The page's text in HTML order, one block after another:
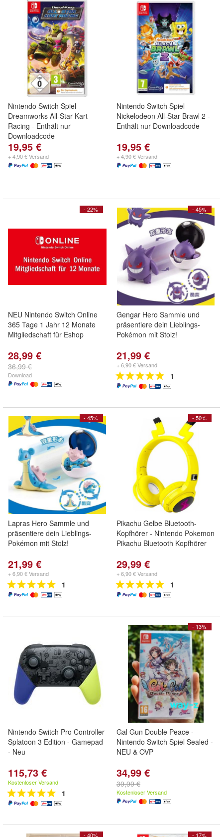
Nintendo Switch Spiel
Dreamworks All-Star Kart
Racing - Enthält nur
Downloadcode
19,95 €
+ 4,90 € Versand
Nintendo Switch Spiel
Nickelodeon All-Star Brawl 2 -
Enthält nur Downloadcode
19,95 €
+ 4,90 € Versand
- 22%
NEU Nintendo Switch Online
365 Tage 1 Jahr 12 Monate
Mitgliedschaft für Eshop
28,99 €
36,99 €
Download
- 45%
Gengar Hero Sammle und
präsentiere dein Lieblings-
Pokémon mit Stolz!
21,99 €
+ 6,90 € Versand
1
- 45%
Lapras Hero Sammle und
präsentiere dein Lieblings-
Pokémon mit Stolz!
21,99 €
+ 6,90 € Versand
1
- 50%
Pikachu Gelbe Bluetooth-
Kopfhörer - Nintendo Pokemon
Pikachu Bluetooth Kopfhörer
29,99 €
+ 6,90 € Versand
1
Nintendo Switch Pro Controller
Splatoon 3 Edition - Gamepad
- Neu
115,73 €
Kostenloser Versand
1
- 13%
Gal Gun Double Peace -
Nintendo Switch Spiel Sealed -
NEU & OVP
34,99 €
39,99 €
Kostenloser Versand
- 40% - 17%